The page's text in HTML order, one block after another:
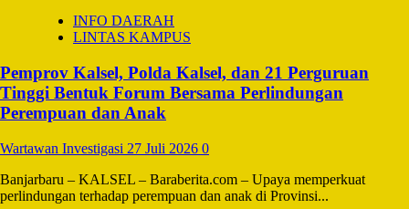
Sumsel
Ungkap
BBM
Ilegal:
1,26
Juta
Minyak
Disita,
129
Pelaku
INFO DAERAH
LINTAS KAMPUS
Pemprov Kalsel, Polda Kalsel, dan 21 Perguruan
Tinggi Bentuk Forum Bersama Perlindungan
Perempuan dan Anak
Wartawan Investigasi 27 Juli 2026 0
Banjarbaru – KALSEL – Baraberita.com – Upaya memperkuat
perlindungan terhadap perempuan dan anak di Provinsi...